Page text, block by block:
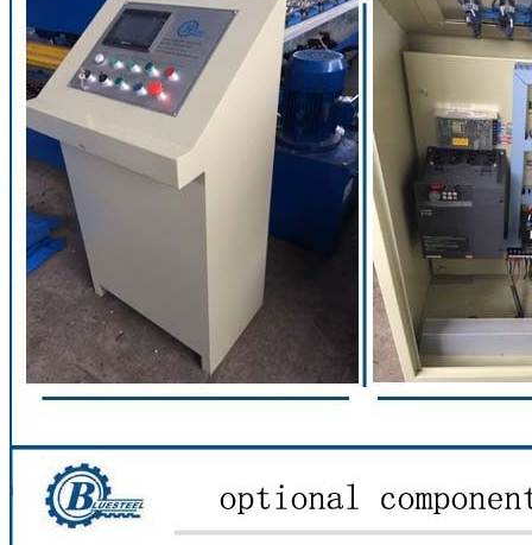
একটি বার্তা রেখে যান
আমরা শীঘ্রই আপনাকে আবার কল
জমা দিন